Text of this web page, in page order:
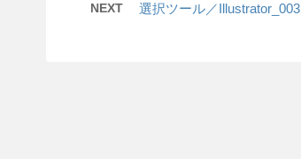
NEXT 選択ツール／Illustrator_003